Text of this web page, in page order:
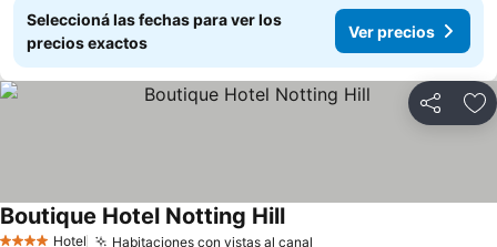
Seleccioná las fechas para ver los
precios exactos
Ver precios
Compartir
Hotel Habitaciones con vistas al canal
Boutique Hotel Notting Hill